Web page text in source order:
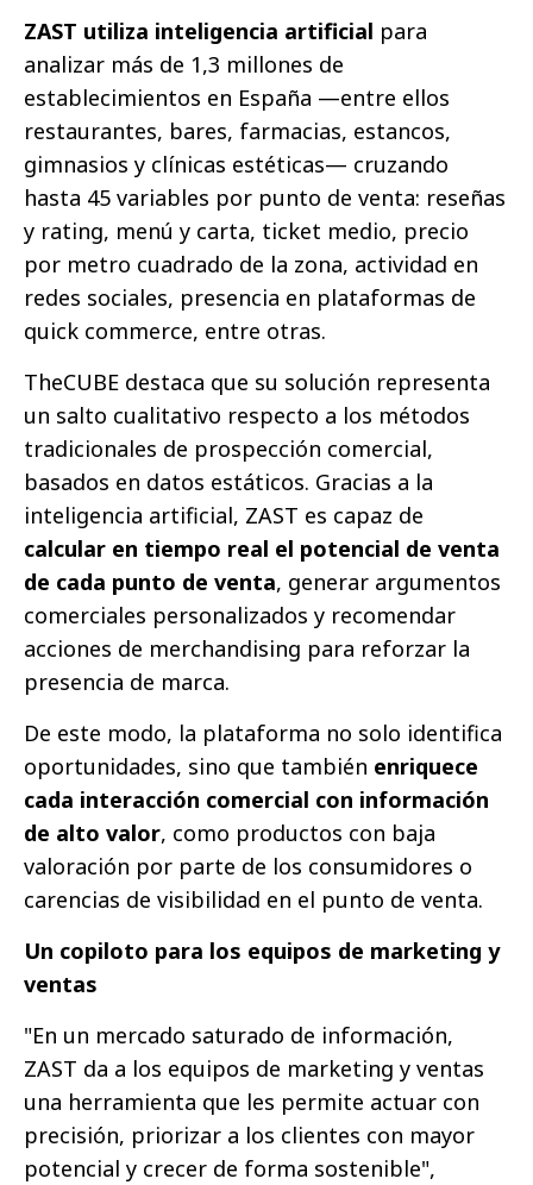
ZAST utiliza inteligencia artificial para
analizar más de 1,3 millones de
establecimientos en España —entre ellos
restaurantes, bares, farmacias, estancos,
gimnasios y clínicas estéticas— cruzando
hasta 45 variables por punto de venta: reseñas
y rating, menú y carta, ticket medio, precio
por metro cuadrado de la zona, actividad en
redes sociales, presencia en plataformas de
quick commerce, entre otras.
TheCUBE destaca que su solución representa
un salto cualitativo respecto a los métodos
tradicionales de prospección comercial,
basados en datos estáticos. Gracias a la
inteligencia artificial, ZAST es capaz de
calcular en tiempo real el potencial de venta
de cada punto de venta, generar argumentos
comerciales personalizados y recomendar
acciones de merchandising para reforzar la
presencia de marca.
De este modo, la plataforma no solo identifica
oportunidades, sino que también enriquece
cada interacción comercial con información
de alto valor, como productos con baja
valoración por parte de los consumidores o
carencias de visibilidad en el punto de venta.
Un copiloto para los equipos de marketing y
ventas
"En un mercado saturado de información,
ZAST da a los equipos de marketing y ventas
una herramienta que les permite actuar con
precisión, priorizar a los clientes con mayor
potencial y crecer de forma sostenible",